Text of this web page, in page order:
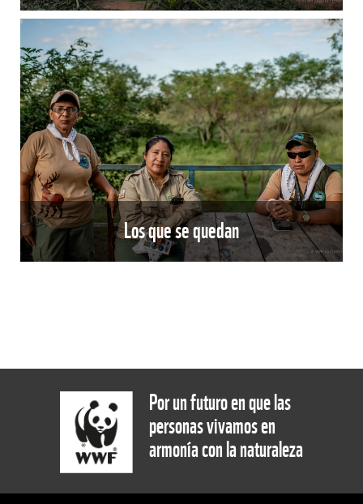
Los que se quedan
Por un futuro en que las
personas vivamos en
armonía con la naturaleza